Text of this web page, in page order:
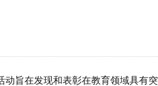
动旨在发现和表彰在教育领域具有突